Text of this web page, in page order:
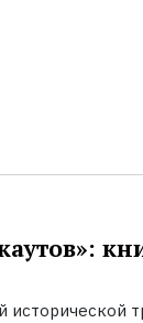
исторической